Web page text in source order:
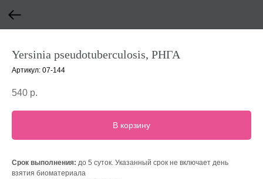
Yersinia pseudotuberculosis, РНГА
Артикул: 07-144
540 р.
В корзину
Срок выполнения: до 5 суток. Указанный срок не включает день
взятия биоматериала